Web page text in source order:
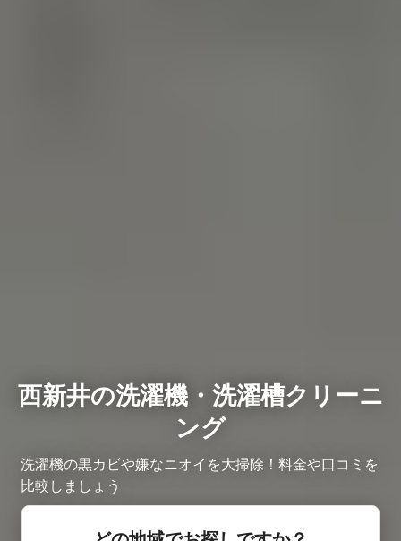
西新井の洗濯機・洗濯槽クリーニ
ング
洗濯機の黒カビや嫌なニオイを大掃除！料金や口コミを
比較しましょう